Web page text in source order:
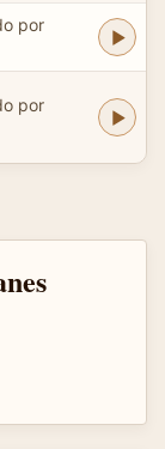
por
por